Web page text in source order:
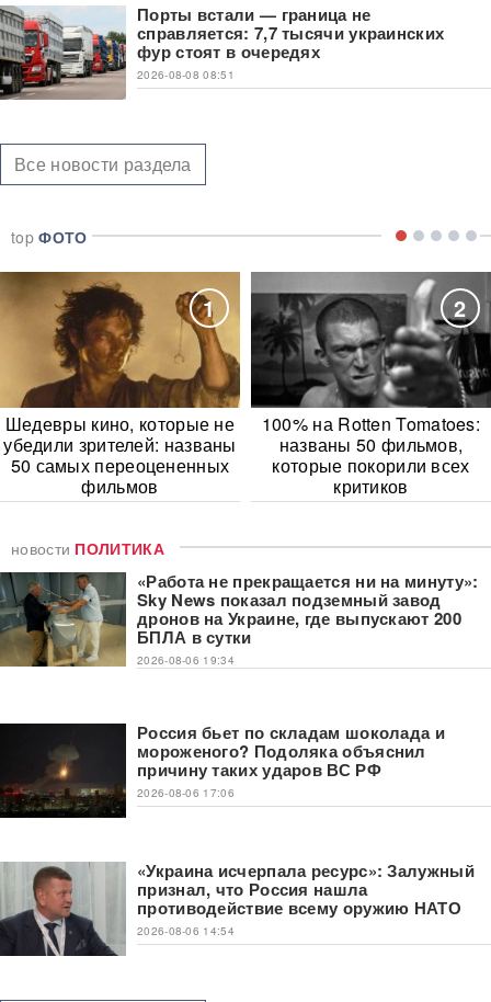
Порты встали — граница не
справляется: 7,7 тысячи украинских
фур стоят в очередях
2026-08-08 08:51
Все новости раздела
topФОТО
1
Шедевры кино, которые не
убедили зрителей: названы
50 самых переоцененных
фильмов
2
100% на Rotten Tomatoes:
названы 50 фильмов,
которые покорили всех
критиков
новости ПОЛИТИКА
«Работа не прекращается ни на минуту»:
Sky News показал подземный завод
дронов на Украине, где выпускают 200
БПЛА в сутки
2026-08-06 19:34
Россия бьет по складам шоколада и
мороженого? Подоляка объяснил
причину таких ударов ВС РФ
2026-08-06 17:06
«Украина исчерпала ресурс»: Залужный
признал, что Россия нашла
противодействие всему оружию НАТО
2026-08-06 14:54